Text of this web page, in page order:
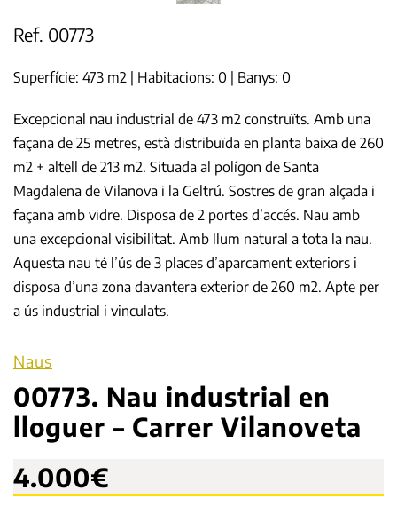
Ref. 00773
Superfície: 473 m2 | Habitacions: 0 | Banys: 0
Excepcional nau industrial de 473 m2 construïts. Amb una
façana de 25 metres, està distribuïda en planta baixa de 260
m2 + altell de 213 m2. Situada al polígon de Santa
Magdalena de Vilanova i la Geltrú. Sostres de gran alçada i
façana amb vidre. Disposa de 2 portes d’accés. Nau amb
una excepcional visibilitat. Amb llum natural a tota la nau.
Aquesta nau té l’ús de 3 places d’aparcament exteriors i
disposa d’una zona davantera exterior de 260 m2. Apte per
a ús industrial i vinculats.
Naus
00773. Nau industrial en
lloguer – Carrer Vilanoveta
4.000€